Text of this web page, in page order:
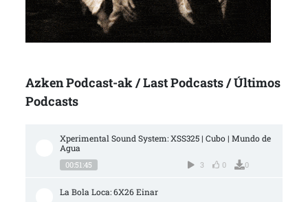
Azken Podcast-ak / Last Podcasts / Últimos
Podcasts
Xperimental Sound System: XSS325 | Cubo | Mundo de
Agua
00:51:45 3 0 0
La Bola Loca: 6X26 Einar